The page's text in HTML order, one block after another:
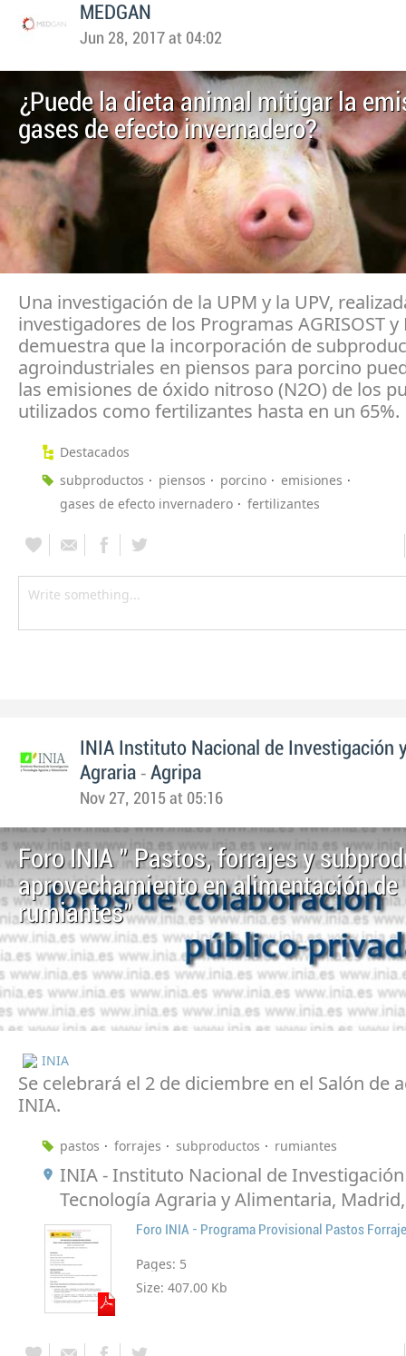
MEDGAN
Jun 28, 2017 at 04:02
¿Puede la dieta animal mitigar la
gases de efecto invernadero?
Una investigación de la UPM y la UPV,
investigadores de los Programas AGRISOST y
demuestra que la incorporación de
agroindustriales en piensos para porcino
las emisiones de óxido nitroso (N2O) de los
utilizados como fertilizantes hasta en un 65%.
Destacados
subproductos
piensos porcino
emisiones
gases de efecto invernadero
fertilizantes
INIA Instituto Nacional de Investigación
Agraria - Agripa
Nov 27, 2015 at 05:16
Foro INIA " Pastos, forrajes y
aprovechamiento en alimentación de
rumiantes"
INIA
Se celebrará el 2 de diciembre en el Salón de
INIA.
pastos forrajes subproductos rumiantes
INIA - Instituto Nacional de
Tecnología Agraria y Alimentaria,
Pages: 5
Size: 407.00 Kb